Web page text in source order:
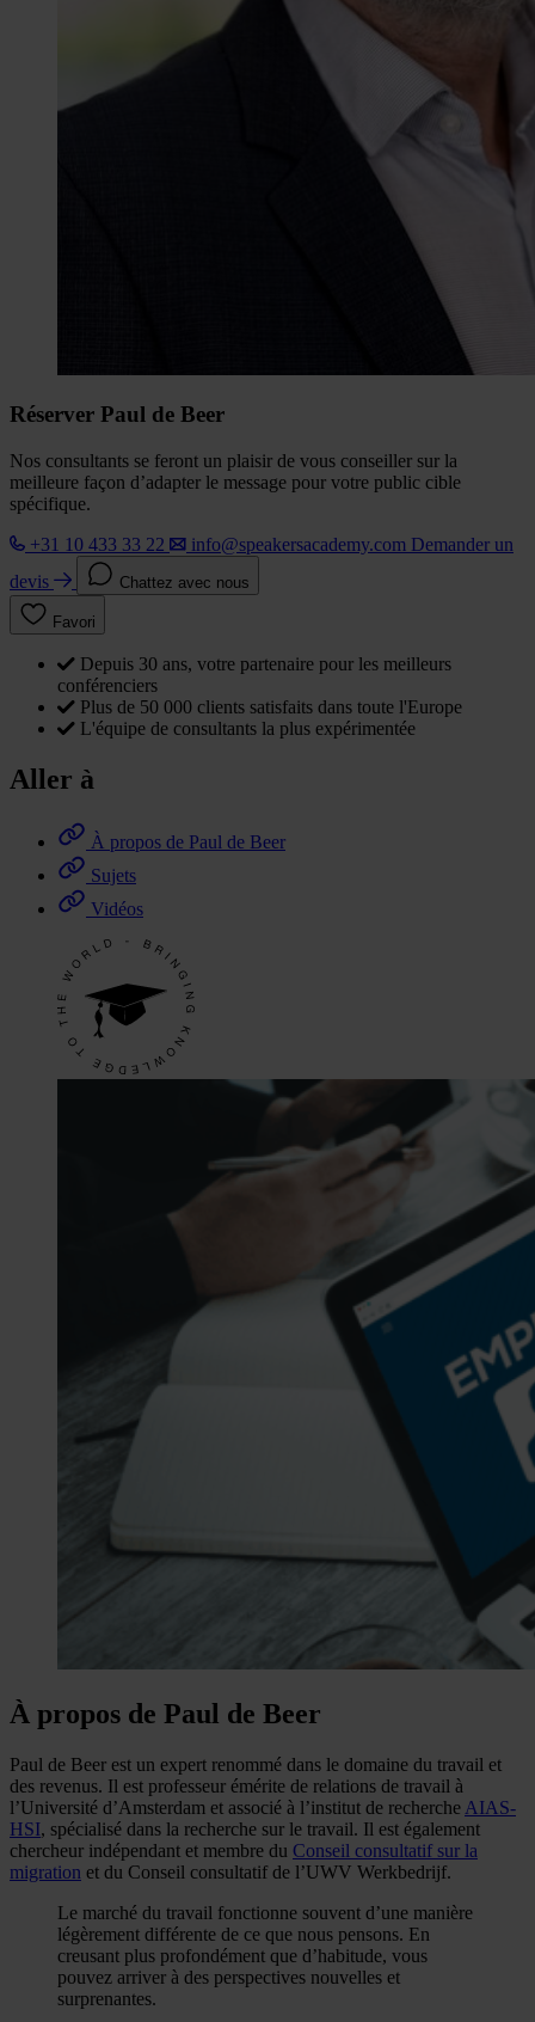
Réserver Paul de Beer
Nos consultants se feront un plaisir de vous conseiller sur la
meilleure façon d’adapter le message pour votre public cible
spécifique.
+31 10 433 33 22
info@speakersacademy.com Demander un
devis
Chattez avec nous
Favori
Depuis 30 ans, votre partenaire pour les meilleurs
conférenciers
Plus de 50 000 clients satisfaits dans toute l'Europe
L'équipe de consultants la plus expérimentée
Aller à
À propos de Paul de Beer
Sujets
Vidéos
À propos de Paul de Beer
Paul de Beer est un expert renommé dans le domaine du travail et
des revenus. Il est professeur émérite de relations de travail à
l’Université d’Amsterdam et associé à l’institut de recherche AIAS-
HSI, spécialisé dans la recherche sur le travail. Il est également
chercheur indépendant et membre du Conseil consultatif sur la
migration et du Conseil consultatif de l’UWV Werkbedrijf.
Le marché du travail fonctionne souvent d’une manière
légèrement différente de ce que nous pensons. En
creusant plus profondément que d’habitude, vous
pouvez arriver à des perspectives nouvelles et
surprenantes.